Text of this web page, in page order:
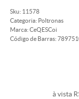
Sku: 11578
Categoria: Poltronas
Marca: CeQESCoi
Código de Barras:
à vista